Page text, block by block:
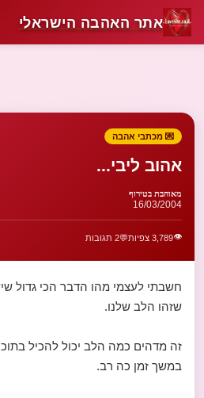
אתר האהבה הישראלי
💌 מכתבי אהבה
אהוב ליבי...
מאוהבת בטירוף
16/03/2004
👁️3,789 צפיות 💬2 תגובות
חשבתי לעצמי מהו הדבר הכי גדול
שזהו הלב שלנו.
זה מדהים כמה הלב יכול להכיל
במשך זמן כה רב.